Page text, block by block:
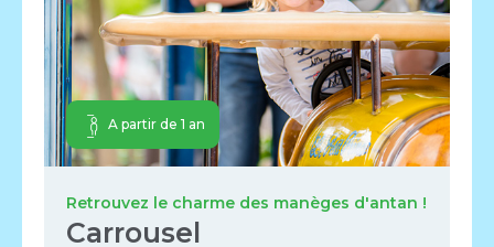
A partir de 1 an
Retrouvez le charme des manèges d'antan !
Carrousel